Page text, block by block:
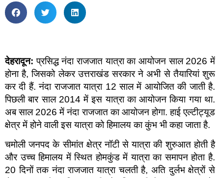
देहरादून: प्रसिद्ध नंदा राजजात यात्रा का आयोजन साल 2026 में
होना है, जिसको लेकर उत्तराखंड सरकार ने अभी से तैयारियां शुरू
कर दी हैं. नंदा राजजात यात्रा 12 साल में आयोजित की जाती है.
पिछली बार साल 2014 में इस यात्रा का आयोजन किया गया था.
अब साल 2026 में नंदा राजजात का आयोजन होगा. हाई एल्टीट्यूड
क्षेत्र में होने वाली इस यात्रा को हिमालय का कुंभ भी कहा जाता है.
चमोली जनपद के सीमांत क्षेत्र नॉटी से यात्रा की शुरुआत होती है
और उच्च हिमालय में स्थित होमकुंड में यात्रा का समापन होता है.
20 दिनों तक नंदा राजजात यात्रा चलती है, अति दुर्लभ क्षेत्रों से